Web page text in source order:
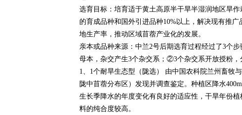
选育目标：培育适于黄土高原半干旱半湿润地区旱
的育成品种和国外引进品种10%以上，解决现有推
地生产率，推动区域苜蓿产业化的发展。
亲本或品种来源：中兰2号后期选育过程经过了3个
母本，杂交产生3个杂交系；②3个杂交系开放授粉
1、1个耐旱生态型（陇选） 由中国农科院兰州畜牧
陇中苜蓿分布区）发现并调查鉴定。种植区降水
生长季降水的年度变化有良好的适应性，干旱年份
料的纯合度较高。